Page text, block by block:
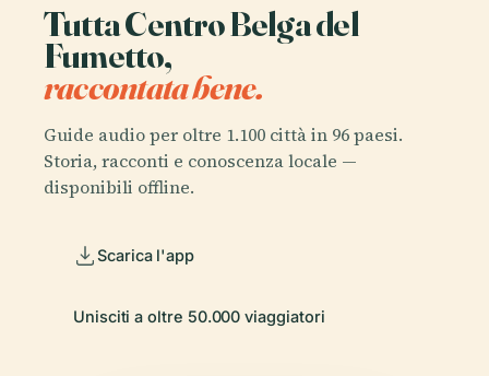
Tutta Centro Belga del
Fumetto,
raccontata bene.
Guide audio per oltre 1.100 città in 96 paesi.
Storia, racconti e conoscenza locale —
disponibili offline.
Scarica l'app
Unisciti a oltre 50.000 viaggiatori